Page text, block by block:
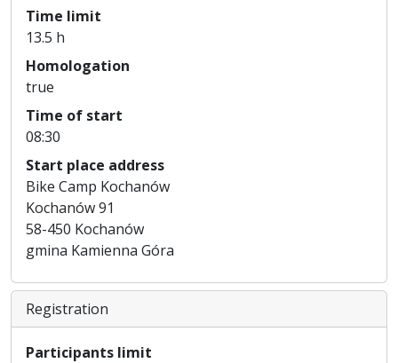
Time limit
13.5 h
Homologation
true
Time of start
08:30
Start place address
Bike Camp Kochanów
Kochanów 91
58-450 Kochanów
gmina Kamienna Góra
Registration
Participants limit